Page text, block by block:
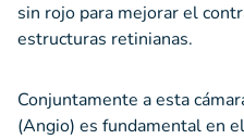
sin rojo para mejorar el
estructuras retinianas.
Conjuntamente a esta
(Angio) es fundamental en